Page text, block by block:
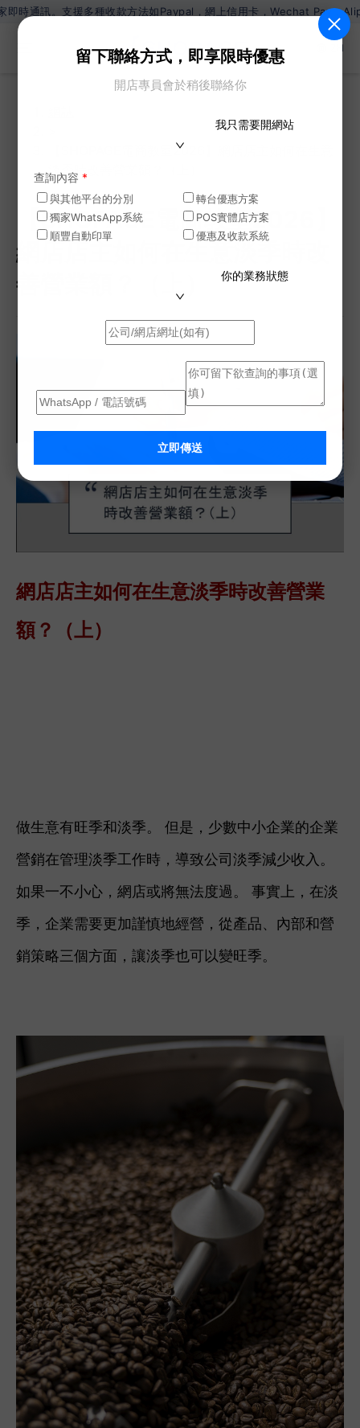
收款方法如Paypal，網上信用卡，Wechat Pay，Alipay，銀行過數。
ZH
留下聯絡方式，即享限時優惠
開店專員會於稍後聯絡你
我只需要開網站
查詢內容 *
與其他平台的分別
轉台優惠方案
獨家WhatsApp系統
POS實體店方案
順豐自動印單
優惠及收款系統
你的業務狀態
立即傳送
【SHOPAGE電商教室2026】網店店主如何在生意
淡季時改善營業額？（上）
【SHOPAGE電商教室2026】
網店店主如何在生意淡季時改
善營業額？（上）
網店店主如何在生意淡季時改善營業
額 ？（上）
做生意有旺季和淡季。 但是，少數中小企業的企業
營銷在管理淡季工作時，導致公司淡季減少收入。
如果一不小心，網店或將無法度過。 事實上，在淡
季，企業需要更加謹慎地經營，從產品、內部和營
銷策略三個方面，讓淡季也可以變旺季。